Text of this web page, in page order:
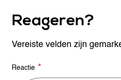
Reageren?
Vereiste velden zijn
Reactie *
A
t
e